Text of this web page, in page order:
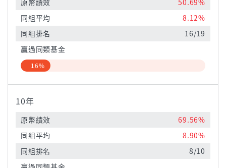
原幣績效
50.69%
同組平均
8.12%
同組排名
16/19
贏過同類基金
16%
10年
原幣績效
69.56%
同組平均
8.90%
同組排名
8/10